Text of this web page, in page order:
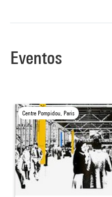
Eventos
Centre Pompidou, Paris